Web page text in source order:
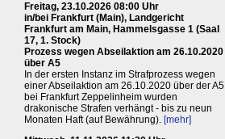
Freitag, 23.10.2026 08:00 Uhr
in/bei Frankfurt (Main), Landgericht
Frankfurt am Main, Hammelsgasse 1 (Saal
17, 1. Stock)
Prozess wegen Abseilaktion am 26.10.2020
über A5
In der ersten Instanz im Strafprozess wegen
einer Abseilaktion am 26.10.2020 über der A5
bei Frankfurt Zeppelinheim wurden
drakonische Strafen verhängt - bis zu neun
Monaten Haft (auf Bewährung). [mehr]